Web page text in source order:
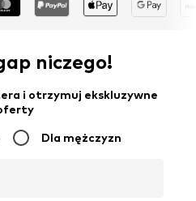
niczego!
i otrzymuj ekskluzywne
Dla mężczyzn